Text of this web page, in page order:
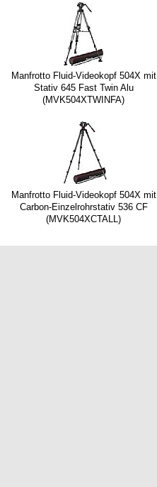
Manfrotto Fluid-Videokopf 504X mit
Stativ 645 Fast Twin Alu
(MVK504XTWINFA)
Manfrotto Fluid-Videokopf 504X mit
Carbon-Einzelrohrstativ 536 CF
(MVK504XCTALL)